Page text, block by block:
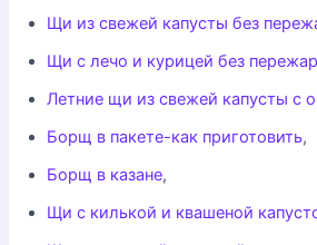
Щи из свежей капусты без
Щи с лечо и курицей без
Летние щи из свежей капусты с
Борщ в пакете-как приготовить,
Борщ в казане,
Щи с килькой и квашеной